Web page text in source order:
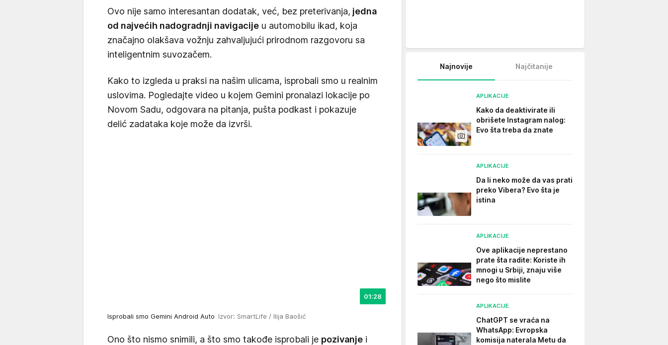
Ovo nije samo interesantan dodatak, već, bez preterivanja, jedna
od najvećih nadogradnji navigacije u automobilu ikad, koja
značajno olakšava vožnju zahvaljujući prirodnom razgovoru sa
inteligentnim suvozačem.
Kako to izgleda u praksi na našim ulicama, isprobali smo u realnim
uslovima. Pogledajte video u kojem Gemini pronalazi lokacije po
Novom Sadu, odgovara na pitanja, pušta podkast i pokazuje
delić zadataka koje može da izvrši.
01:28
Isprobali smo Gemini Android Auto Izvor: SmartLife / Ilija Baošić
Ono što nismo snimili, a što smo takođe isprobali je pozivanje i
Najnovije Najčitanije
APLIKACIJE
Kako da deaktivirate ili
obrišete Instagram nalog:
Evo šta treba da znate
APLIKACIJE
Da li neko može da vas prati
preko Vibera? Evo šta je
istina
APLIKACIJE
Ove aplikacije neprestano
prate šta radite: Koriste ih
mnogi u Srbiji, znaju više
nego što mislite
APLIKACIJE
ChatGPT se vraća na
WhatsApp: Evropska
komisija naterala Metu da